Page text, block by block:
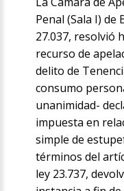
Penal (Sala I) de
27.037, resolvió
recurso de
delito de
consumo
unanimidad-
impuesta en
simple de
términos del
ley 23.737,